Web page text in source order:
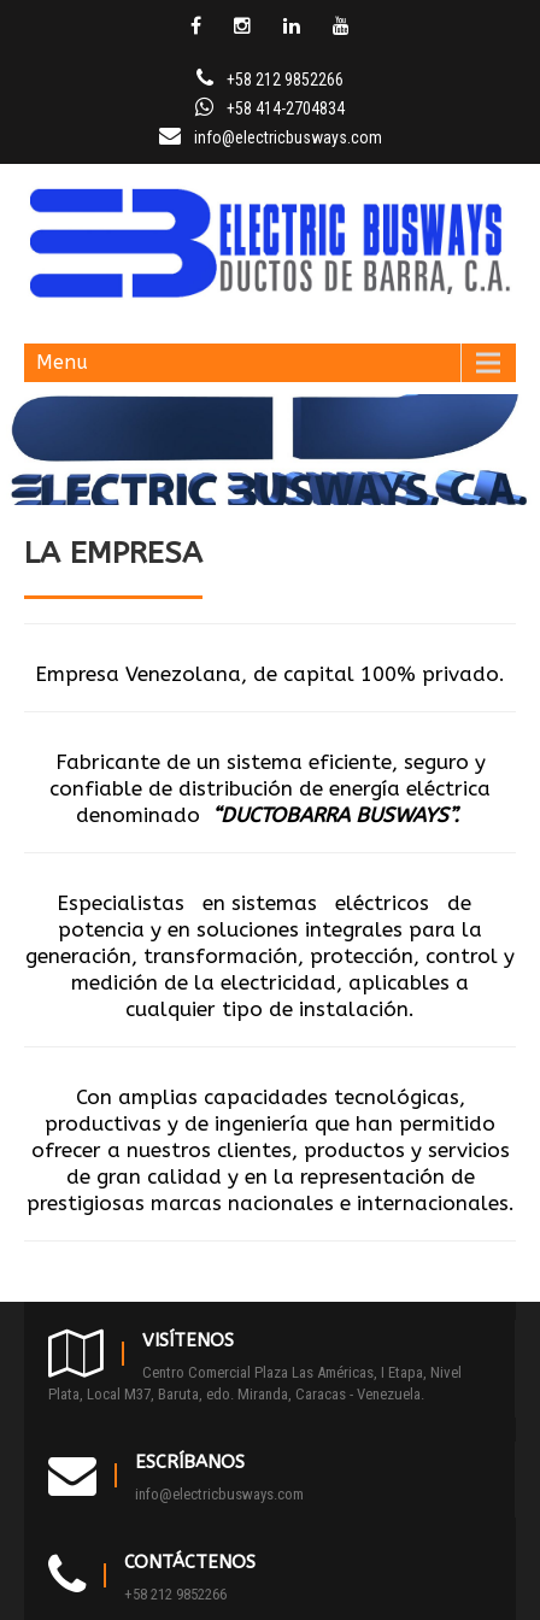
+58 212 9852266
+58 414-2704834
info@electricbusways.com
Menu
LA EMPRESA
Empresa Venezolana, de capital 100% privado.
Fabricante de un sistema eficiente, seguro y
confiable de distribución de energía eléctrica
denominado
“DUCTOBARRA BUSWAYS”.
Especialistas en sistemas eléctricos de
potencia y en soluciones integrales para la
generación, transformación, protección, control y
medición de la electricidad, aplicables a
cualquier tipo de instalación.
Con amplias capacidades tecnológicas,
productivas y de ingeniería que han permitido
ofrecer a nuestros clientes, productos y servicios
de gran calidad y en la representación de
prestigiosas marcas nacionales e internacionales.
VISÍTENOS
Centro Comercial Plaza Las Américas, I Etapa, Nivel
Plata, Local M37, Baruta, edo. Miranda, Caracas - Venezuela.
ESCRÍBANOS
info@electricbusways.com
CONTÁCTENOS
+58 212 9852266